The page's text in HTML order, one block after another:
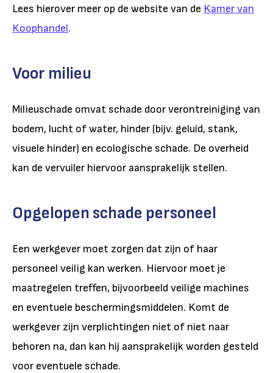
Lees hierover meer op de website van de Kamer van
Koophandel.
Voor milieu
Milieuschade omvat schade door verontreiniging van
bodem, lucht of water, hinder (bijv. geluid, stank,
visuele hinder) en ecologische schade. De overheid
kan de vervuiler hiervoor aansprakelijk stellen.
Opgelopen schade personeel
Een werkgever moet zorgen dat zijn of haar
personeel veilig kan werken. Hiervoor moet je
maatregelen treffen, bijvoorbeeld veilige machines
en eventuele beschermingsmiddelen. Komt de
werkgever zijn verplichtingen niet of niet naar
behoren na, dan kan hij aansprakelijk worden gesteld
voor eventuele schade.